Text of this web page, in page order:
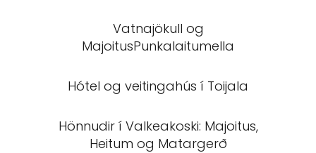
Vatnajökull og
MajoitusPunkalaitumella
Hótel og veitingahús í Toijala
Hönnudir í Valkeakoski: Majoitus,
Heitum og Matargerð